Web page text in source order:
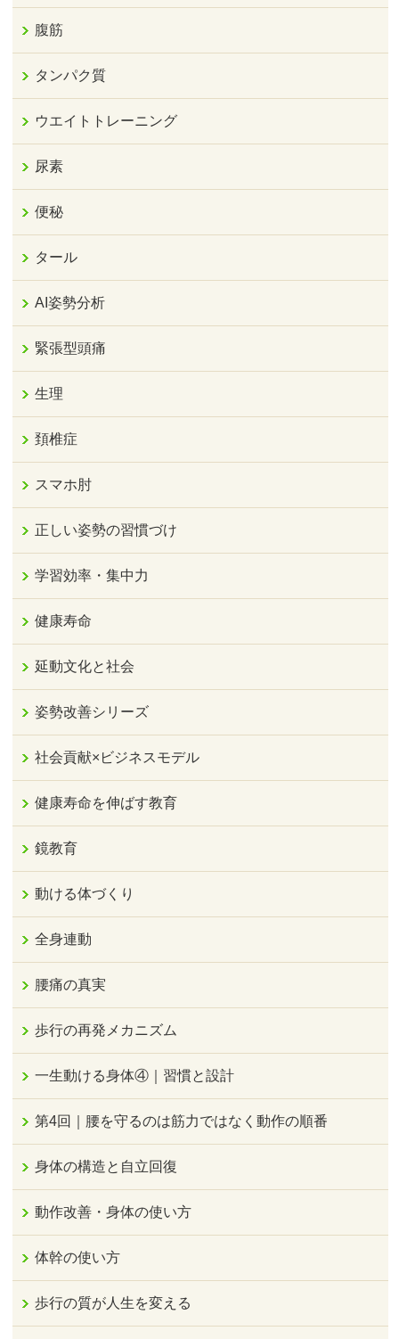
腹筋
タンパク質
ウエイトトレーニング
尿素
便秘
タール
AI姿勢分析
緊張型頭痛
生理
頚椎症
スマホ肘
正しい姿勢の習慣づけ
学習効率・集中力
健康寿命
延動文化と社会
姿勢改善シリーズ
社会貢献×ビジネスモデル
健康寿命を伸ばす教育
鏡教育
動ける体づくり
全身連動
腰痛の真実
歩行の再発メカニズム
一生動ける身体④｜習慣と設計
第4回｜腰を守るのは筋力ではなく動作の順番
身体の構造と自立回復
動作改善・身体の使い方
体幹の使い方
歩行の質が人生を変える